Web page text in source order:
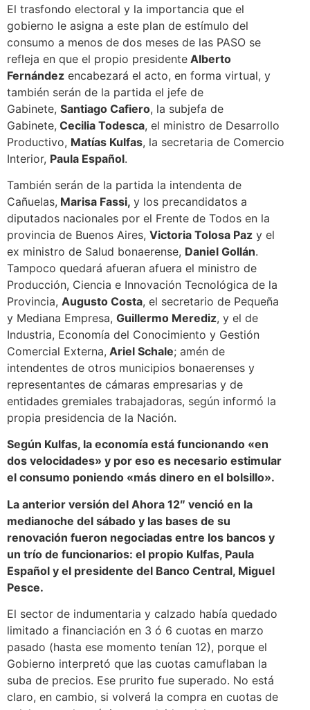
El trasfondo electoral y la importancia que el
gobierno le asigna a este plan de estímulo del
consumo a menos de dos meses de las PASO se
refleja en que el propio presidente Alberto
Fernández encabezará el acto, en forma virtual, y
también serán de la partida el jefe de
Gabinete, Santiago Cafiero, la subjefa de
Gabinete, Cecilia Todesca, el ministro de Desarrollo
Productivo, Matías Kulfas, la secretaria de Comercio
Interior, Paula Español.
También serán de la partida la intendenta de
Cañuelas, Marisa Fassi, y los precandidatos a
diputados nacionales por el Frente de Todos en la
provincia de Buenos Aires, Victoria Tolosa Paz y el
ex ministro de Salud bonaerense, Daniel Gollán.
Tampoco quedará afueran afuera el ministro de
Producción, Ciencia e Innovación Tecnológica de la
Provincia, Augusto Costa, el secretario de Pequeña
y Mediana Empresa, Guillermo Merediz, y el de
Industria, Economía del Conocimiento y Gestión
Comercial Externa, Ariel Schale; amén de
intendentes de otros municipios bonaerenses y
representantes de cámaras empresarias y de
entidades gremiales trabajadoras, según informó la
propia presidencia de la Nación.
Según Kulfas, la economía está funcionando «en
dos velocidades» y por eso es necesario estimular
el consumo poniendo «más dinero en el bolsillo».
La anterior versión del Ahora 12″ venció en la
medianoche del sábado y las bases de su
renovación fueron negociadas entre los bancos y
un trío de funcionarios: el propio Kulfas, Paula
Español y el presidente del Banco Central, Miguel
Pesce.
El sector de indumentaria y calzado había quedado
limitado a financiación en 3 ó 6 cuotas en marzo
pasado (hasta ese momento tenían 12), porque el
Gobierno interpretó que las cuotas camuflaban la
suba de precios. Ese prurito fue superado. No está
claro, en cambio, si volverá la compra en cuotas de